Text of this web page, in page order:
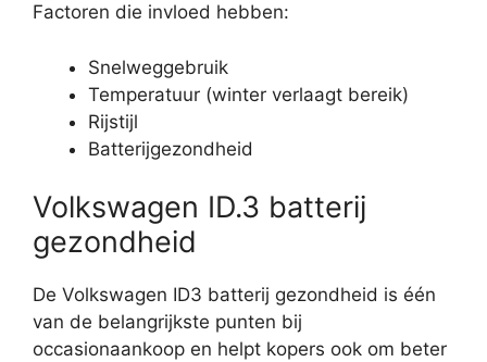
Factoren die invloed hebben:
Snelweggebruik
Temperatuur (winter verlaagt bereik)
Rijstijl
Batterijgezondheid
Volkswagen ID.3 batterij
gezondheid
De Volkswagen ID3 batterij gezondheid is één
van de belangrijkste punten bij
occasionaankoop en helpt kopers ook om beter